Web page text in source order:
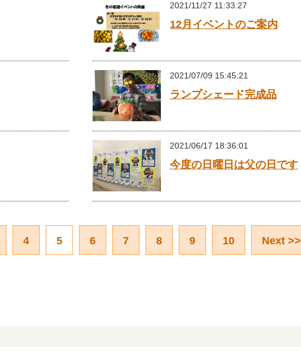
2021/11/27 11:33:27
12月イベントのご案内
2021/07/09 15:45:21
ランプシェード完成品
2021/06/17 18:36:01
今度の日曜日は父の日です
4 5 6 7 8 9 10 Next >>